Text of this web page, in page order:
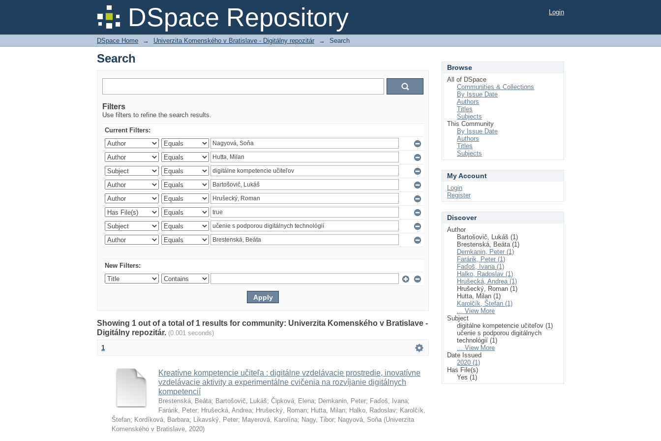
DSpace Repository
Search Login
DSpace Home → Univerzita Komenského v Bratislave - Digitálny repozitár → Search
Search
Filters
Use filters to refine the search results.
Current Filters:
New Filters:
Showing 1 out of a total of 1 results for community: Univerzita Komenského v Bratislave -
Digitálny repozitár. (0.001 seconds)
1
Kreatívne kompetencie učiteľa : digitálne vzdelávacie prostredie, inovatívne
vzdelávacie aktivity a experimentálne cvičenia na rozvíjanie digitálnych
kompetencií
Brestenská, Beáta; Bartošovič, Lukáš; Čipková, Elena; Demkanin, Peter; Faďoš, Ivana;
Farárik, Peter; Hrušecká, Andrea; Hrušecký, Roman; Hutta, Milan; Halko, Radoslav; Karolčík,
Štefan; Kordíková, Barbara; Likavský, Peter; Mayerová, Karolína; Nagy, Tibor; Nagyová, Soňa (Univerzita
Komenského v Bratislave, 2020)
Browse
All of DSpace
Communities & Collections
By Issue Date
Authors
Titles
Subjects
This Community
By Issue Date
Authors
Titles
Subjects
My Account
Login
Register
Discover
Author
Bartošovič, Lukáš (1)
Brestenská, Beáta (1)
Demkanin, Peter (1)
Farárik, Peter (1)
Faďoš, Ivana (1)
Halko, Radoslav (1)
Hrušecká, Andrea (1)
Hrušecký, Roman (1)
Hutta, Milan (1)
Karolčík, Štefan (1)
... View More
Subject
digitálne kompetencie učiteľov (1)
učenie s podporou digitálnych
technológií (1)
... View More
Date Issued
2020 (1)
Has File(s)
Yes (1)